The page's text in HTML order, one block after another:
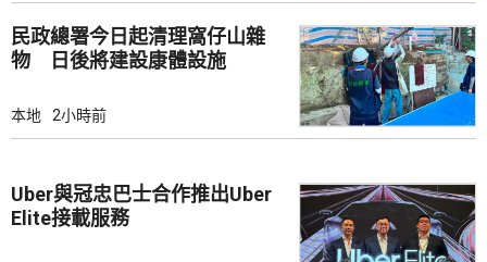
民政總署今日起清理窩仔山雜
物 日後將建設康體設施
本地 2小時前
Uber與冠忠巴士合作推出Uber
Elite接載服務